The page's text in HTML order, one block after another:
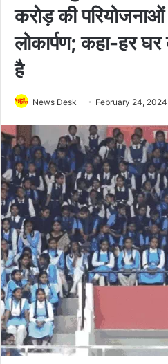
करोड़ की
लोकार्पण; कहा-हर घर
है
News Desk February 24, 2024